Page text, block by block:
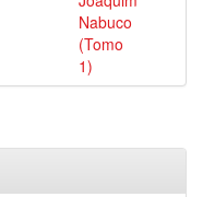
Nabuco
(Tomo
1)